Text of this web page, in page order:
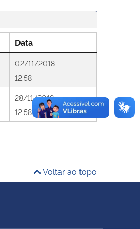
Data
02/11/2018
12:58
28/11/2018
12:58
Voltar ao topo